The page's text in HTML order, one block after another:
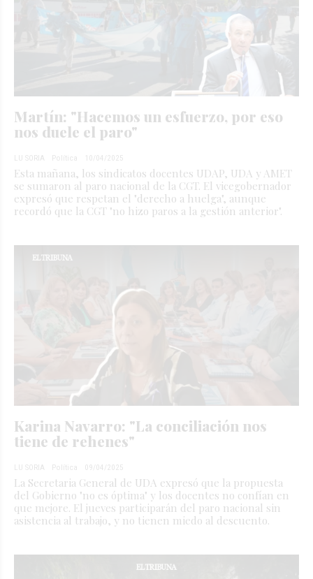
Martín: "Hacemos un esfuerzo, por eso
nos duele el paro"
LU SORIA Política 10/04/2025
Esta mañana, los sindicatos docentes UDAP, UDA y AMET
se sumaron al paro nacional de la CGT. El vicegobernador
expresó que respetan el "derecho a huelga", aunque
recordó que la CGT "no hizo paros a la gestión anterior".
Karina Navarro: "La conciliación nos
tiene de rehenes"
LU SORIA Política 09/04/2025
La Secretaria General de UDA expresó que la propuesta
del Gobierno "no es óptima" y los docentes no confían en
que mejore. El jueves participarán del paro nacional sin
asistencia al trabajo, y no tienen miedo al descuento.